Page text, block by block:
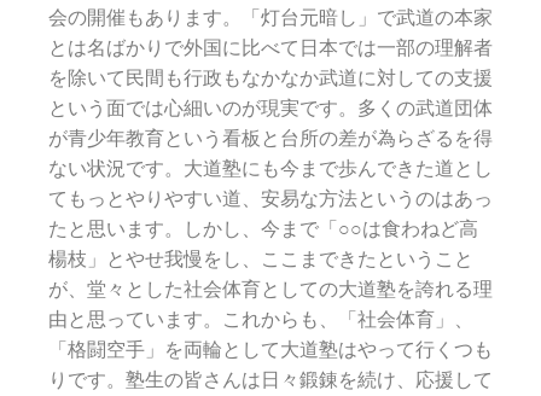
会の開催もあります。「灯台元暗し」で武道の本家
とは名ばかりで外国に比べて日本では一部の理解者
を除いて民間も行政もなかなか武道に対しての支援
という面では心細いのが現実です。多くの武道団体
が青少年教育という看板と台所の差が為らざるを得
ない状況です。大道塾にも今まで歩んできた道とし
てもっとやりやすい道、安易な方法というのはあっ
たと思います。しかし、今まで「○○は食わねど高
楊枝」とやせ我慢をし、ここまできたということ
が、堂々とした社会体育としての大道塾を誇れる理
由と思っています。これからも、「社会体育」、
「格闘空手」を両輪として大道塾はやって行くつも
りです。塾生の皆さんは日々鍛錬を続け、応援して